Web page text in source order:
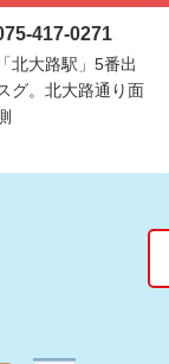
417-0271
北大路駅」5番出
グ。北大路通り面